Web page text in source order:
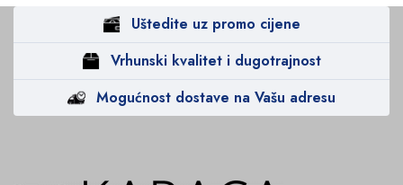
Uštedite uz promo cijene
Vrhunski kvalitet i dugotrajnost
Mogućnost dostave na Vašu adresu